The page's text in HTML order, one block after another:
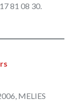
81 08 30.
MELIES